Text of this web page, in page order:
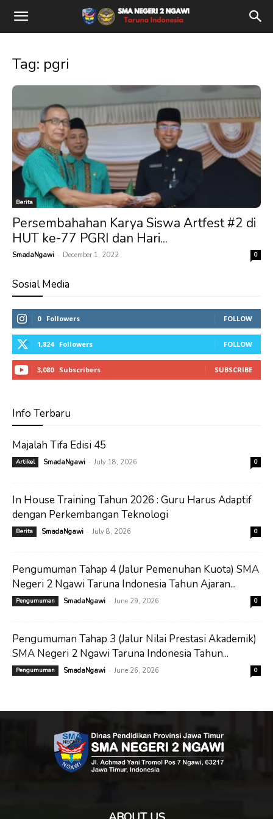
Tag: pgri
Berita
Persembahahan Karya Siswa Artfest #2 di
HUT ke-77 PGRI dan Hari...
SmadaNgawi - December 1, 2022 0
Sosial Media
0 Followers FOLLOW
1,824 Followers FOLLOW
3,080 Subscribers SUBSCRIBE
Info Terbaru
Majalah Tifa Edisi 45
Artikel SmadaNgawi - July 18, 2026 0
In House Training Tahun 2026 : Guru Harus Adaptif
dengan Perkembangan Teknologi
Berita SmadaNgawi - July 8, 2026 0
Pengumuman Tahap 4 (Jalur Pemenuhan Kuota) SMA
Negeri 2 Ngawi Taruna Indonesia Tahun Ajaran...
Pengumuman SmadaNgawi - June 29, 2026 0
Pengumuman Tahap 3 (Jalur Nilai Prestasi Akademik)
SMA Negeri 2 Ngawi Taruna Indonesia Tahun...
Pengumuman SmadaNgawi - June 26, 2026 0